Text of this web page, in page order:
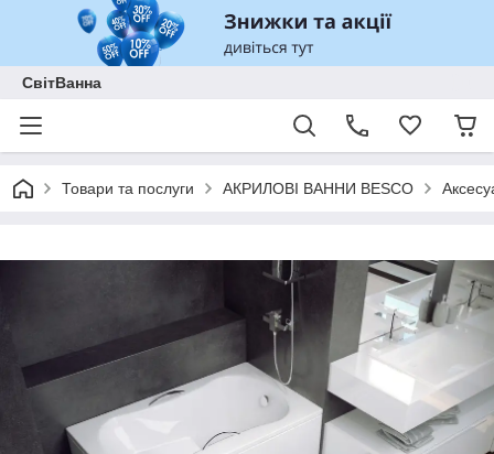
СвітВанна
Товари та послуги АКРИЛОВІ ВАННИ BESCO